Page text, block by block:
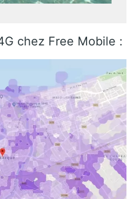
chez Free Mobile :